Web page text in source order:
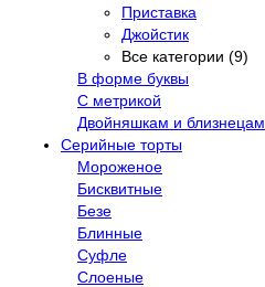
Приставка
Джойстик
Все категории (9)
В форме буквы
С метрикой
Двойняшкам и близнецам
Серийные торты
Мороженое
Бисквитные
Безе
Блинные
Суфле
Слоеные